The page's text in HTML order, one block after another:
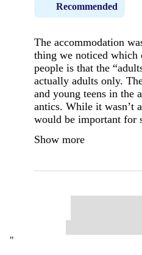
Recommended
The accommodation
thing we noticed which
people is that the
actually adults only.
and young teens in the
antics. While it wasn’t
would be important for
Show more
"